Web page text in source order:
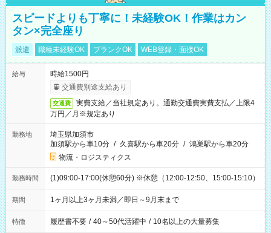
スピードよりも丁寧に！未経験OK！作業はカン
タン×完全座り
派遣 職種未経験OK ブランクOK WEB登録・面接OK
給与
時給1500円
交通費別途支給あり
交通費
実費支給／当社規定あり。通勤交通費実費支払／上限4
万円／月※規定あり
勤務地
埼玉県加須市
加須駅から車10分 / 久喜駅から車20分 / 鴻巣駅から車20分
物流・ロジスティクス
勤務時間 (1)09:00-17:00(休憩60分) ※休憩（12:00-12:50、15:00-15:10）
期間 1ヶ月以上3ヶ月未満／即日～9月末まで
特徴 履歴書不要 / 40～50代活躍中 / 10名以上の大量募集